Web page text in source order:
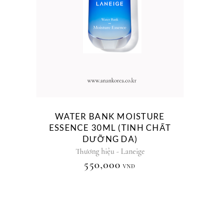
WATER BANK MOISTURE
ESSENCE 30ML (TINH CHẤT
DƯỠNG DA)
Thương hiệu - Laneige
550,000 VNĐ